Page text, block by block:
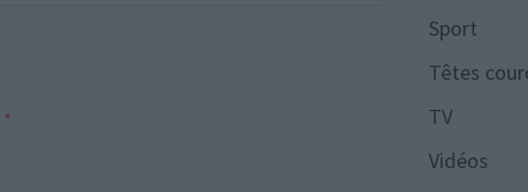
*
Sport
Têtes
TV
Vidéos